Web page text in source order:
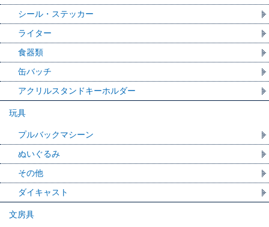
シール・ステッカー
ライター
食器類
缶バッチ
アクリルスタンドキーホルダー
玩具
プルバックマシーン
ぬいぐるみ
その他
ダイキャスト
文房具